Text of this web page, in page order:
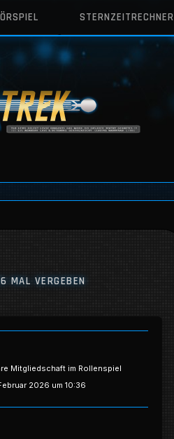
STERNZEITRECHNER
MAL VERGEBEN
Mitgliedschaft im Rollenspiel
2026 um 10:36